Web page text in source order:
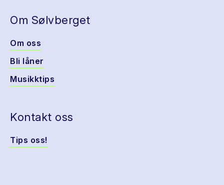
Om Sølvberget
Om oss
Bli låner
Musikktips
Kontakt oss
Tips oss!